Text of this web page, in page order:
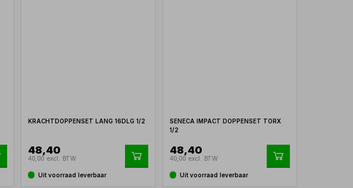
KRACHTDOPPENSET LANG 16DLG 1/2
48,40
40,00 excl. BTW
Uit voorraad leverbaar
SENECA IMPACT DOPPENSET TORX
1/2
48,40
40,00 excl. BTW
Uit voorraad leverbaar